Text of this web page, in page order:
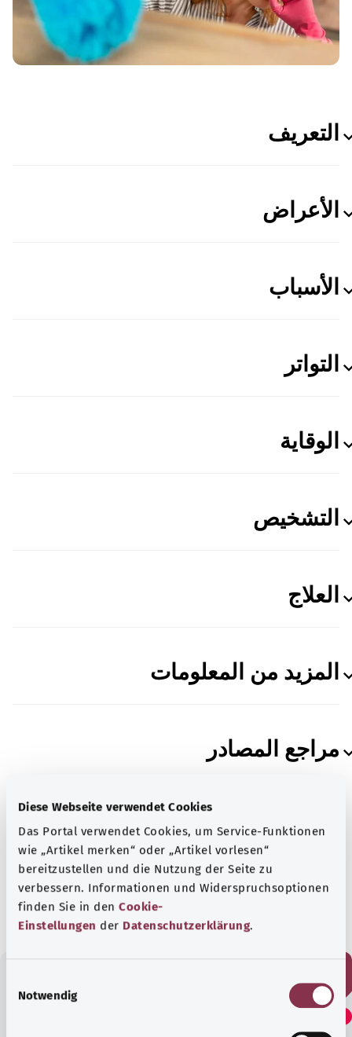
Diese Webseite verwendet Cookies
Das Portal verwendet Cookies, um Service-Funktionen
wie „Artikel merken“ oder „Artikel vorlesen“
bereitzustellen und die Nutzung der Seite zu
verbessern. Informationen und Widerspruchsoptionen
finden Sie in den Cookie-
Einstellungen der Datenschutzerklärung.
Notwendig
التعريف
الأعراض
الأسباب
التواتر
الوقاية
التشخيص
العلاج
المزيد من المعلومات
مراجع المصادر
بالتعاون مع معهد الجودة والكفاءة في الرعاية الصحية
الحالة:27.05.2024
هل وجدت هذا المقال مفيدًا؟